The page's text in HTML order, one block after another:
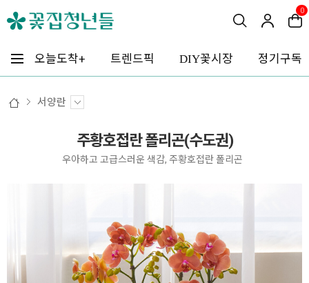
0
오늘도착+ 트렌드픽 DIY꽃시장 정기구독
서양란
주황호접란 폴리곤(수도권)
우아하고 고급스러운 색감, 주황호접란 폴리곤